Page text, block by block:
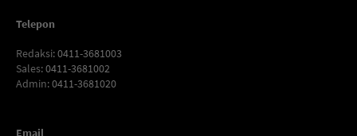
Telepon
Redaksi: 0411-3681003
Sales: 0411-3681002
Admin: 0411-3681020
Email